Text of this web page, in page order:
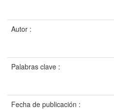
Autor :
Palabras clave :
Fecha de publicación :